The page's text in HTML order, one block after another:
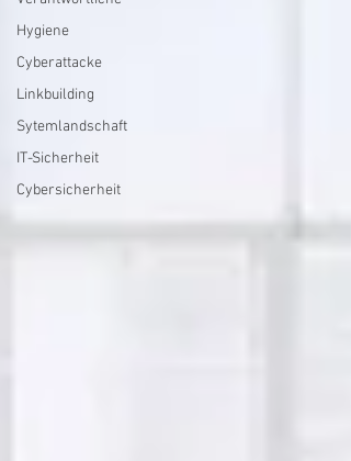
Hygiene
Cyberattacke
Linkbuilding
Sytemlandschaft
IT-Sicherheit
Cybersicherheit